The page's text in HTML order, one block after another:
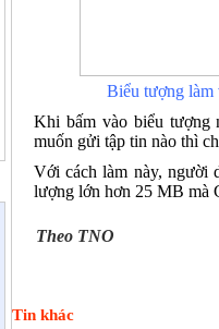
Biểu tượng làm
Khi bấm vào biểu tượng
muốn gửi tập tin nào thì
Với cách làm này, người
lượng lớn hơn 25 MB mà
Theo TNO
Tin khác